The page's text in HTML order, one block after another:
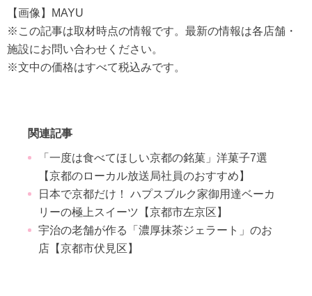
【画像】MAYU
※この記事は取材時点の情報です。最新の情報は各店舗・
施設にお問い合わせください。
※文中の価格はすべて税込みです。
関連記事
「一度は食べてほしい京都の銘菓」洋菓子7選
【京都のローカル放送局社員のおすすめ】
日本で京都だけ！ ハプスブルク家御用達ベーカ
リーの極上スイーツ【京都市左京区】
宇治の老舗が作る「濃厚抹茶ジェラート」のお
店【京都市伏見区】